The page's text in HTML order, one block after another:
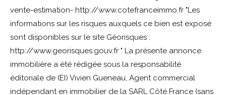
vente-estimation- http://www.cotefranceimmo.fr "Les
informations sur les risques auxquels ce bien est exposé
sont disponibles sur le site Géorisques :
http://www.georisques.gouv.fr " La présente annonce
immobilière a été rédigée sous la responsabilité
éditoriale de (EI) Vivien Gueneau, Agent commercial
indépendant en immobilier de la SARL Côté France (sans